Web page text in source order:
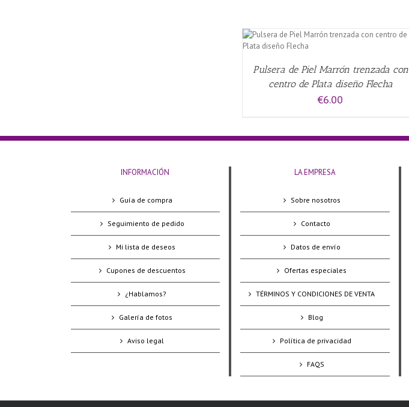
Pulsera de Piel Marrón trenzada con
centro de Plata diseño Flecha
€6.00
AÑADIR AL CARRITO
INFORMACIÓN
Guía de compra
Seguimiento de pedido
Mi lista de deseos
Cupones de descuentos
¿Hablamos?
Galería de fotos
Aviso legal
LA EMPRESA
Sobre nosotros
Contacto
Datos de envío
Ofertas especiales
TÉRMINOS Y CONDICIONES DE VENTA
Blog
Política de privacidad
FAQS